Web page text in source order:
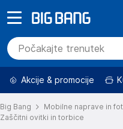
Akcije & promocije
Big Bang Mobilne naprave in
Zaščitni ovitki in torbice